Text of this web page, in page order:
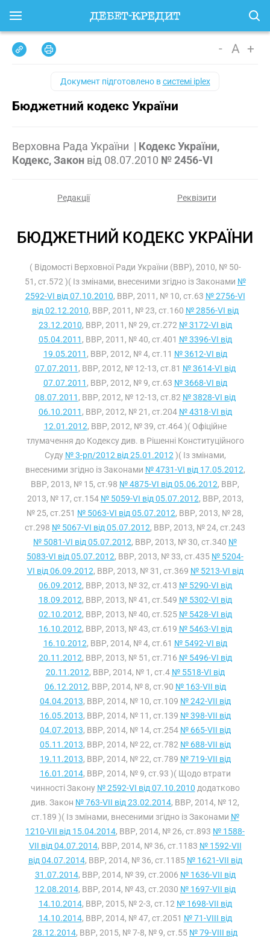
- A +
Документ підготовлено всистемі iplex
Бюджетний кодекс України
Верховна Рада України | Кодекс України,
Кодекс, Закон від 08.07.2010 № 2456-VI
Редакції Реквізити
БЮДЖЕТНИЙ КОДЕКС УКРАЇНИ
( Відомості Верховної Ради України (ВВР), 2010, № 50-
51, ст.572 )( Із змінами, внесеними згідно із Законами №
2592-VI від 07.10.2010, ВВР, 2011, № 10, ст.63 № 2756-VI
від 02.12.2010, ВВР, 2011, № 23, ст.160 № 2856-VI від
23.12.2010, ВВР, 2011, № 29, ст.272 № 3172-VI від
05.04.2011 , ВВР, 2011, № 40, ст.401 № 3396-VI від
19.05.2011 , ВВР, 2012, № 4, ст.11 № 3612-VI від
07.07.2011 , ВВР, 2012, № 12-13, ст.81 № 3614-VI від
07.07.2011 , ВВР, 2012, № 9, ст.63 № 3668-VI від
08.07.2011 , ВВР, 2012, № 12-13, ст.82 № 3828-VI від
06.10.2011 , ВВР, 2012, № 21, ст.204 № 4318-VI від
12.01.2012, ВВР, 2012, № 39, ст.464 )( Офіційне
тлумачення до Кодексу див. в Рішенні Конституційного
Суду № 3-рп/2012 від 25.01.2012 )( Із змінами,
внесеними згідно із Законами № 4731-VI від 17.05.2012,
ВВР, 2013, № 15, ст.98 № 4875-VI від 05.06.2012, ВВР,
2013, № 17, ст.154 № 5059-VI від 05.07.2012, ВВР, 2013,
№ 25, ст.251 № 5063-VI від 05.07.2012, ВВР, 2013, № 28,
ст.298 № 5067-VI від 05.07.2012, ВВР, 2013, № 24, ст.243
№ 5081-VI від 05.07.2012, ВВР, 2013, № 30, ст.340 №
5083-VI від 05.07.2012, ВВР, 2013, № 33, ст.435 № 5204-
VI від 06.09.2012, ВВР, 2013, № 31, ст.369 № 5213-VI від
06.09.2012, ВВР, 2013, № 32, ст.413 № 5290-VI від
18.09.2012, ВВР, 2013, № 41, ст.549 № 5302-VI від
02.10.2012, ВВР, 2013, № 40, ст.525 № 5428-VI від
16.10.2012, ВВР, 2013, № 43, ст.619 № 5463-VI від
16.10.2012, ВВР, 2014, № 4, ст.61 № 5492-VI від
20.11.2012, ВВР, 2013, № 51, ст.716 № 5496-VI від
20.11.2012, ВВР, 2014, № 1, ст.4 № 5518-VI від
06.12.2012, ВВР, 2014, № 8, ст.90 № 163-VII від
04.04.2013, ВВР, 2014, № 10, ст.109 № 242-VII від
16.05.2013, ВВР, 2014, № 11, ст.139 № 398-VII від
04.07.2013, ВВР, 2014, № 14, ст.254 № 665-VII від
05.11.2013, ВВР, 2014, № 22, ст.782 № 688-VII від
19.11.2013, ВВР, 2014, № 22, ст.789 № 719-VII від
16.01.2014, ВВР, 2014, № 9, ст.93 )( Щодо втрати
чинності Закону № 2592-VI від 07.10.2010 додатково
див. Закон № 763-VII від 23.02.2014, ВВР, 2014, № 12,
ст.189 )( Із змінами, внесеними згідно із Законами №
1210-VII від 15.04.2014, ВВР, 2014, № 26, ст.893 № 1588-
VII від 04.07.2014, ВВР, 2014, № 36, ст.1183 № 1592-VII
від 04.07.2014, ВВР, 2014, № 36, ст.1185 № 1621-VII від
31.07.2014, ВВР, 2014, № 39, ст.2006 № 1636-VII від
12.08.2014, ВВР, 2014, № 43, ст.2030 № 1697-VII від
14.10.2014, ВВР, 2015, № 2-3, ст.12 № 1698-VII від
14.10.2014, ВВР, 2014, № 47, ст.2051 № 71-VIII від
28.12.2014, ВВР, 2015, № 7-8, № 9, ст.55 № 79-VIII від